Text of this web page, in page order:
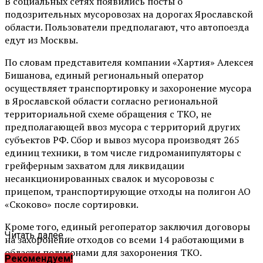
подозрительных мусоровозах на дорогах Ярославской
области. Пользователи предполагают, что автопоезда
едут из Москвы.
По словам представителя компании «Хартия» Алексея
Бишанова, единый региональный оператор
осуществляет транспортировку и захоронение мусора
в Ярославской области согласно региональной
территориальной схеме обращения с ТКО, не
предполагающей ввоз мусора с территорий других
субъектов РФ. Сбор и вывоз мусора производят 265
единиц техники, в том числе гидроманипуляторы с
грейферным захватом для ликвидации
несанкционированных свалок и мусоровозы с
прицепом, транспортирующие отходы на полигон АО
«Скоково» после сортировки.
Кроме того, единый регоператор заключил договоры
на захоронение отходов со всеми 14 работающими в
области полигонами для захоронения ТКО.
Читать далее ...
Рекомендуем!